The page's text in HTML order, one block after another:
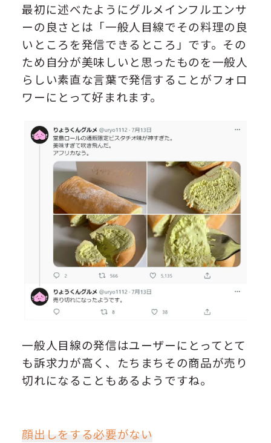
最初に述べたようにグルメインフルエンサ
ーの良さとは「一般人目線でその料理の良
いところを発信できる ところ」です。その
ため自分が美味しいと思ったものを一般人
らしい素直な言葉で発信することがフォロ
ワーにとって好まれます。
一般人目線の発信はユーザーにとってとて
も訴求力が高く、たちまちその商品が売り
切れになることもあるようですね。
顔出しをする必要がない